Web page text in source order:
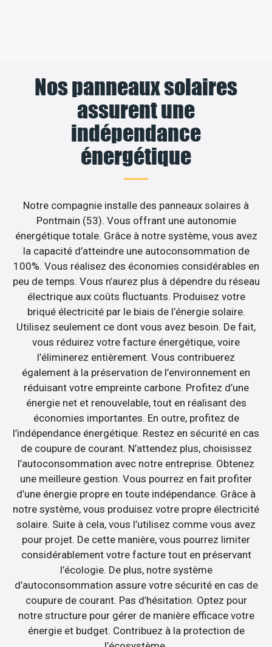
Nos panneaux solaires
assurent une
indépendance
énergétique
Notre compagnie installe des panneaux solaires à
Pontmain (53). Vous offrant une autonomie
énergétique totale. Grâce à notre système, vous avez
la capacité d’atteindre une autoconsommation de
100%. Vous réalisez des économies considérables en
peu de temps. Vous n’aurez plus à dépendre du réseau
électrique aux coûts fluctuants. Produisez votre
briqué électricité par le biais de l’énergie solaire.
Utilisez seulement ce dont vous avez besoin. De fait,
vous réduirez votre facture énergétique, voire
l’éliminerez entièrement. Vous contribuerez
également à la préservation de l’environnement en
réduisant votre empreinte carbone. Profitez d’une
énergie net et renouvelable, tout en réalisant des
économies importantes. En outre, profitez de
l’indépendance énergétique. Restez en sécurité en cas
de coupure de courant. N’attendez plus, choisissez
l’autoconsommation avec notre entreprise. Obtenez
une meilleure gestion. Vous pourrez en fait profiter
d’une énergie propre en toute indépendance. Grâce à
notre système, vous produisez votre propre électricité
solaire. Suite à cela, vous l’utilisez comme vous avez
pour projet. De cette manière, vous pourrez limiter
considérablement votre facture tout en préservant
l’écologie. De plus, notre système
d’autoconsommation assure votre sécurité en cas de
coupure de courant. Pas d’hésitation. Optez pour
notre structure pour gérer de manière efficace votre
énergie et budget. Contribuez à la protection de